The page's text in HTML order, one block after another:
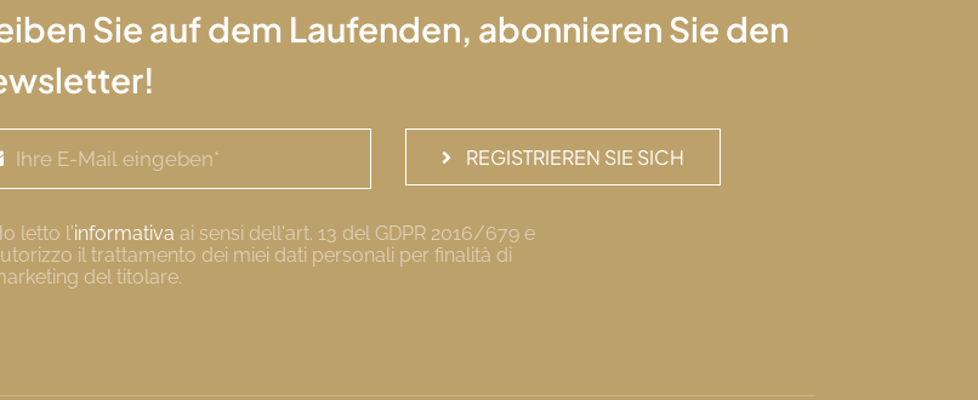
Sie auf dem Laufenden, abonnieren Sie den
REGISTRIEREN SIE SICH
letto l'informativa ai sensi dell'art. 13 del GDPR 2016/679 e
il trattamento dei miei dati personali per finalità di
del titolare.